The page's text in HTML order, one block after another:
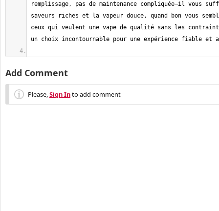
remplissage, pas de maintenance compliquée—il vous
saveurs riches et la vapeur douce, quand bon vous
ceux qui veulent une vape de qualité sans les
Add Comment
Please,Sign Into add comment